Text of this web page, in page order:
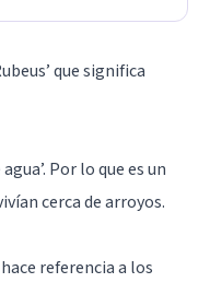
que significa
Por lo que es un
cerca de arroyos.
referencia a los